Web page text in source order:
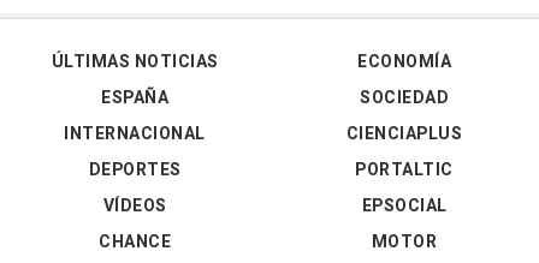
ÚLTIMAS NOTICIAS
ESPAÑA
INTERNACIONAL
DEPORTES
VÍDEOS
ECONOMÍA
SOCIEDAD
CIENCIAPLUS
PORTALTIC
EPSOCIAL
CHANCE
MOTOR